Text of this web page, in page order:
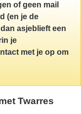
of geen mail
(en je de
asjeblieft een
je
met je op om
Twarres